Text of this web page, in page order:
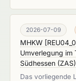
2026-07-09
MHKW
Umverlegung im
Südhessen (ZAS)
Das vorliegende